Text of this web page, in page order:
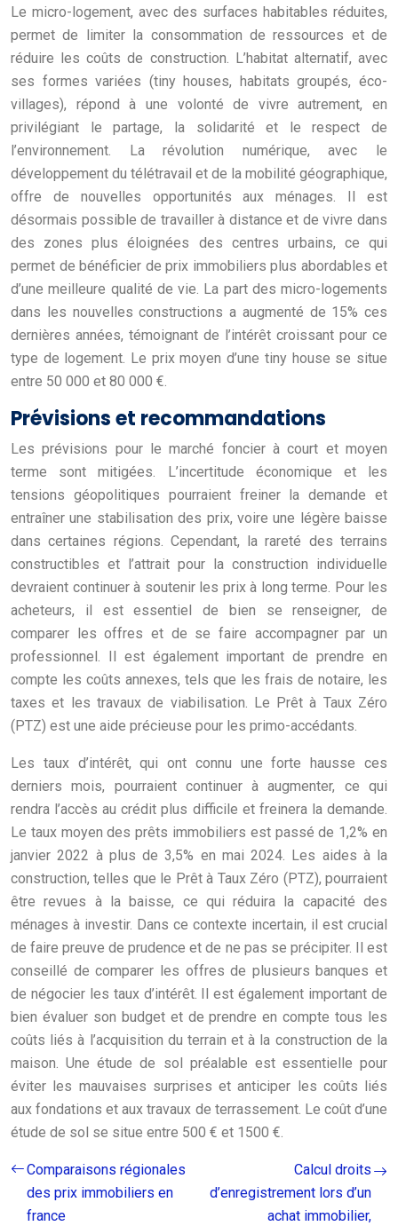
Le micro-logement, avec des surfaces habitables réduites,
permet de limiter la consommation de ressources et de
réduire les coûts de construction. L’habitat alternatif, avec
ses formes variées (tiny houses, habitats groupés, éco-
villages), répond à une volonté de vivre autrement, en
privilégiant le partage, la solidarité et le respect de
l’environnement. La révolution numérique, avec le
développement du télétravail et de la mobilité géographique,
offre de nouvelles opportunités aux ménages. Il est
désormais possible de travailler à distance et de vivre dans
des zones plus éloignées des centres urbains, ce qui
permet de bénéficier de prix immobiliers plus abordables et
d’une meilleure qualité de vie. La part des micro-logements
dans les nouvelles constructions a augmenté de 15% ces
dernières années, témoignant de l’intérêt croissant pour ce
type de logement. Le prix moyen d’une tiny house se situe
entre 50 000 et 80 000 €.
Prévisions et recommandations
Les prévisions pour le marché foncier à court et moyen
terme sont mitigées. L’incertitude économique et les
tensions géopolitiques pourraient freiner la demande et
entraîner une stabilisation des prix, voire une légère baisse
dans certaines régions. Cependant, la rareté des terrains
constructibles et l’attrait pour la construction individuelle
devraient continuer à soutenir les prix à long terme. Pour les
acheteurs, il est essentiel de bien se renseigner, de
comparer les offres et de se faire accompagner par un
professionnel. Il est également important de prendre en
compte les coûts annexes, tels que les frais de notaire, les
taxes et les travaux de viabilisation. Le Prêt à Taux Zéro
(PTZ) est une aide précieuse pour les primo-accédants.
Les taux d’intérêt, qui ont connu une forte hausse ces
derniers mois, pourraient continuer à augmenter, ce qui
rendra l’accès au crédit plus difficile et freinera la demande.
Le taux moyen des prêts immobiliers est passé de 1,2% en
janvier 2022 à plus de 3,5% en mai 2024. Les aides à la
construction, telles que le Prêt à Taux Zéro (PTZ), pourraient
être revues à la baisse, ce qui réduira la capacité des
ménages à investir. Dans ce contexte incertain, il est crucial
de faire preuve de prudence et de ne pas se précipiter. Il est
conseillé de comparer les offres de plusieurs banques et
de négocier les taux d’intérêt. Il est également important de
bien évaluer son budget et de prendre en compte tous les
coûts liés à l’acquisition du terrain et à la construction de la
maison. Une étude de sol préalable est essentielle pour
éviter les mauvaises surprises et anticiper les coûts liés
aux fondations et aux travaux de terrassement. Le coût d’une
étude de sol se situe entre 500 € et 1500 €.
Comparaisons régionales
des prix immobiliers en
france
Calcul droits
d’enregistrement lors d’un
achat immobilier,